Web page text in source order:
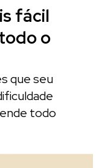
fácil
o
que seu
todo